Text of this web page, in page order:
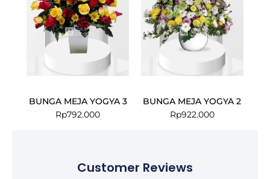
BUNGA MEJA YOGYA 3
Rp792.000
BUNGA MEJA YOGYA 2
Rp922.000
Customer Reviews